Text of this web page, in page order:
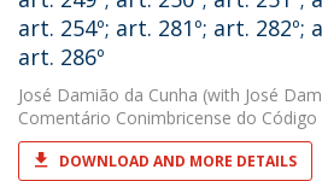
art. 254º; art. 281º; art. 282º;
art. 286º
José Damião da Cunha (with José
Comentário Conimbricense do Código
DOWNLOAD AND MORE DETAILS